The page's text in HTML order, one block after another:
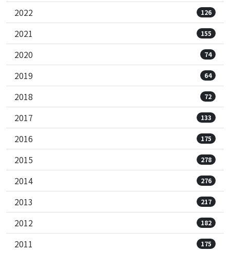
2022 126
2021 155
2020 74
2019 64
2018 72
2017 133
2016 175
2015 278
2014 276
2013 217
2012 182
2011 175